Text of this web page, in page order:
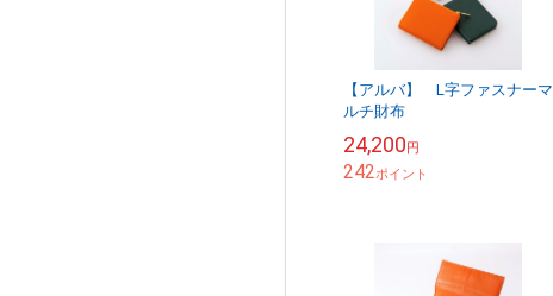
【アルバ】 L字ファスナーマ
ルチ財布
24,200円
242ポイント